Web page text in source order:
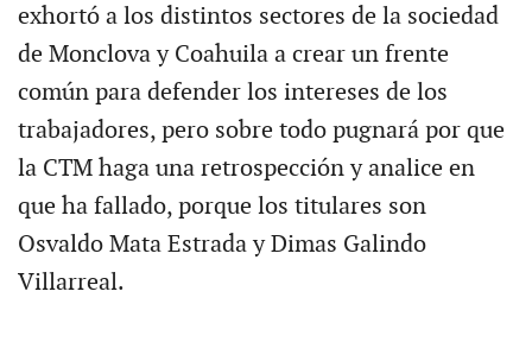
exhortó a los distintos sectores de la sociedad
de Monclova y Coahuila a crear un frente
común para defender los intereses de los
trabajadores, pero sobre todo pugnará por que
la CTM haga una retrospección y analice en
que ha fallado, porque los titulares son
Osvaldo Mata Estrada y Dimas Galindo
Villarreal.